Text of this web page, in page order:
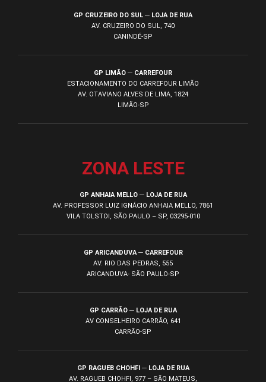
GP CRUZEIRO DO SUL ─ LOJA DE RUA
AV. CRUZEIRO DO SUL, 740
CANINDÉ-SP
GP LIMÃO ─ CARREFOUR
ESTACIONAMENTO DO CARREFOUR LIMÃO
AV. OTAVIANO ALVES DE LIMA, 1824
LIMÃO-SP
ZONA LESTE
GP ANHAIA MELLO ─ LOJA DE RUA
AV. PROFESSOR LUIZ IGNÁCIO ANHAIA MELLO, 7861
VILA TOLSTOI, SÃO PAULO – SP, 03295-010
GP ARICANDUVA ─ CARREFOUR
AV. RIO DAS PEDRAS, 555
ARICANDUVA- SÃO PAULO-SP
GP CARRÃO ─ LOJA DE RUA
AV CONSELHEIRO CARRÃO, 641
CARRÃO-SP
GP RAGUEB CHOHFI ─ LOJA DE RUA
AV. RAGUEB CHOHFI, 977 – SÃO MATEUS,